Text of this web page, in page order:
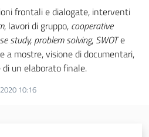
frontali e dialogate, interventi
, lavori di gruppo, cooperative
study, problem solving, SWOTe
a mostre, visione di documentari,
un elaborato finale.
10:16